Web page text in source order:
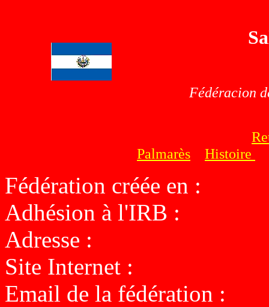
Fédéracion
Palmarès
Histoire
Fédération créée en :
Adhésion à l'IRB :
Adresse :
Site Internet :
Email de la fédération :